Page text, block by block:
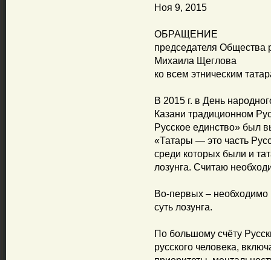
Ноя 9, 2015
ОБРАЩЕНИЕ
председателя Общества
Михаила Щеглова
ко всем этническим
В 2015 г. в День
Казани традиционном
Русское единство» был
«Татары — это часть
среди которых были и
лозунга. Считаю
Во-первых – необходимо
суть лозунга.
По большому счёту
русского человека,